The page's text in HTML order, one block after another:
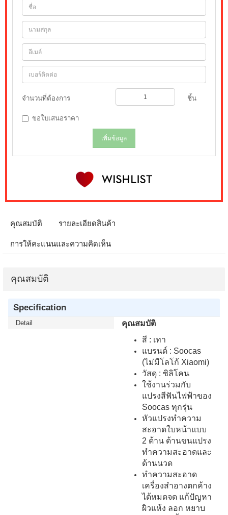
จำนวนที่ต้องการ ชิ้น
ขอใบเสนอราคา
เพิ่มข้อมูล
คุณสมบัติ รายละเอียดสินค้า
การให้คะแนนและความคิดเห็น
คุณสมบัติ
Specification
Detail
คุณสมบัติ
สี : เทา
แบรนด์ : Soocas
(ไม่มีโลโก้ Xiaomi)
วัสดุ : ซิลิโคน
ใช้งานร่วมกับ
แปรงสีฟันไฟฟ้าของ
Soocas ทุกรุ่น
หัวแปรงทำความ
สะอาดใบหน้าแบบ
2 ด้าน ด้านขนแปรง
ทำความสะอาดและ
ด้านนวด
ทำความสะอาด
เครื่องสำอางตกค้าง
ได้หมดจด แก้ปัญหา
ผิวแห้ง ลอก หยาบ